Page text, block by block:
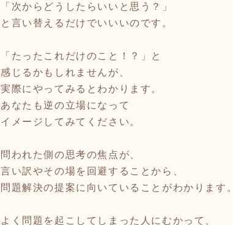
「次からどうしたらいいと思う？」
と言い替えるだけでいいいのです。
「たったこれだけのこと！？」と
感じるかもしれませんが、
実際にやってみるとわかります。
あなたも逆の立場になって
イメージしてみてください。
問われた側の思考の焦点が、
言い訳やその場を回避することから、
問題解決の提案に向いていることがわかります。
よく問題を起こしてしまった人にむかって、